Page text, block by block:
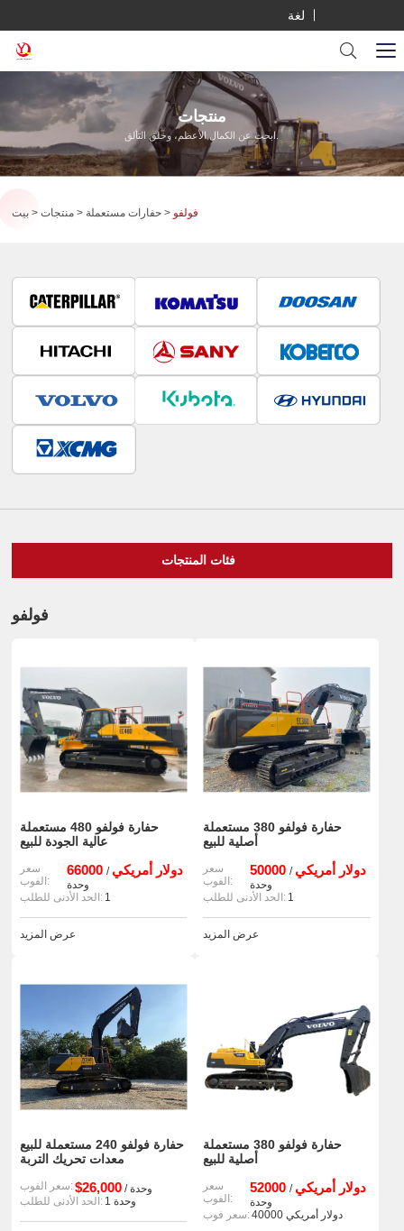
لغة
منتجات
ابحث عن الكمال الأعظم، وخلق التألق.
بيت منتجات حفارات مستعملة فولفو
فئات المنتجات
فولفو
حفارة فولفو 480 مستعملة
عالية الجودة للبيع
سعر
الفوب:
66000 دولار أمريكي /
وحدة
الحد الأدنى للطلب: 1
عرض المزيد
حفارة فولفو 380 مستعملة
أصلية للبيع
سعر
الفوب:
50000 دولار أمريكي /
وحدة
الحد الأدنى للطلب: 1
عرض المزيد
حفارة فولفو 240 مستعملة للبيع
معدات تحريك التربة
سعر الفوب:$26,000
/ وحدة
الحد الأدنى للطلب:
1 وحدة
حفارة فولفو 380 مستعملة
أصلية للبيع
سعر
الفوب:
52000 دولار أمريكي /
وحدة
سعر فوب:
40000 دولار أمريكي